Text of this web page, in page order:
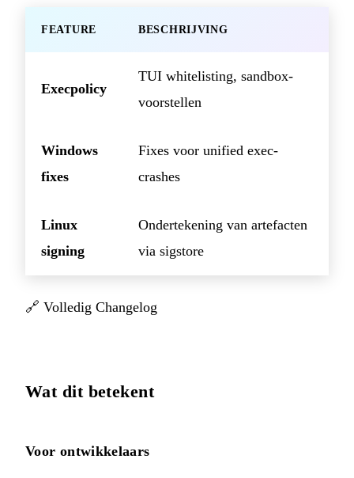
FEATURE BESCHRIJVING
Execpolicy
TUI whitelisting, sandbox-
voorstellen
Windows
fixes
Fixes voor unified exec-
crashes
Linux
signing
Ondertekening van artefacten
via sigstore
🔗 Volledig Changelog
Wat dit betekent
Voor ontwikkelaars